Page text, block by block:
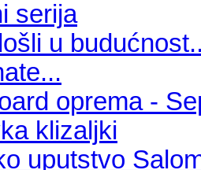
serija
u
oprema -
klizaljki
uputstvo